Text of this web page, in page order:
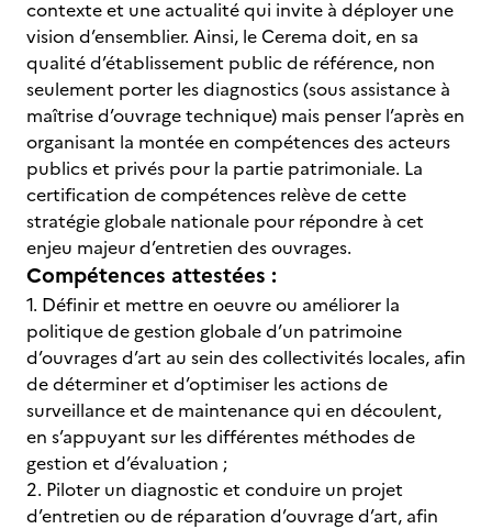
contexte et une actualité qui invite à déployer une
vision d’ensemblier. Ainsi, le Cerema doit, en sa
qualité d’établissement public de référence, non
seulement porter les diagnostics (sous assistance à
maîtrise d’ouvrage technique) mais penser l’après en
organisant la montée en compétences des acteurs
publics et privés pour la partie patrimoniale. La
certification de compétences relève de cette
stratégie globale nationale pour répondre à cet
enjeu majeur d’entretien des ouvrages.
Compétences attestées :
1. Définir et mettre en oeuvre ou améliorer la
politique de gestion globale d’un patrimoine
d’ouvrages d’art au sein des collectivités locales, afin
de déterminer et d’optimiser les actions de
surveillance et de maintenance qui en découlent,
en s’appuyant sur les différentes méthodes de
gestion et d’évaluation ;
2. Piloter un diagnostic et conduire un projet
d’entretien ou de réparation d’ouvrage d’art, afin